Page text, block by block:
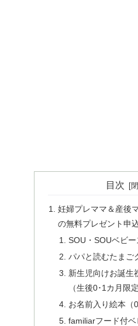
目次
妊婦プレママ＆産後
の無料プレゼント申
SOU・SOUベビー
パパと読むたまご
新生児向けお誕生
（生後0･1カ月限定
お名前入り絵本（
familiarフード付